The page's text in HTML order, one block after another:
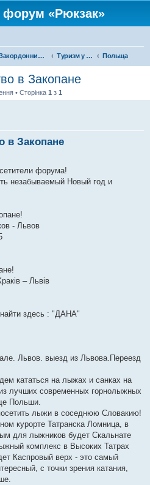
форум «Рюкзак»
Закордонний туризм Туризм у Європі Польща
в Закопане
• Сторінка 1 з 1
в Закопане
форума!
незабываемый Новый год и
- Львов
– Львів
здесь : "ДАНА"
Львов. выезд из Львова.Переезд
кататься на лыжах и санках на
лучших современных горнолыжных
Польши.
лыжи в соседнюю Словакию!
курорте Татранска Ломница, в
для лыжников будет Скальнате
комплекс в Высоких Татрах
Каспровый верх - это самый
с точки зрения катания,